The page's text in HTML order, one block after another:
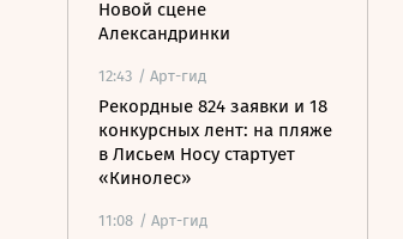
Новой сцене
Александринки
12:43 / Арт-гид
Рекордные 824 заявки и 18
конкурсных лент: на пляже
в Лисьем Носу стартует
«Кинолес»
11:08 / Арт-гид